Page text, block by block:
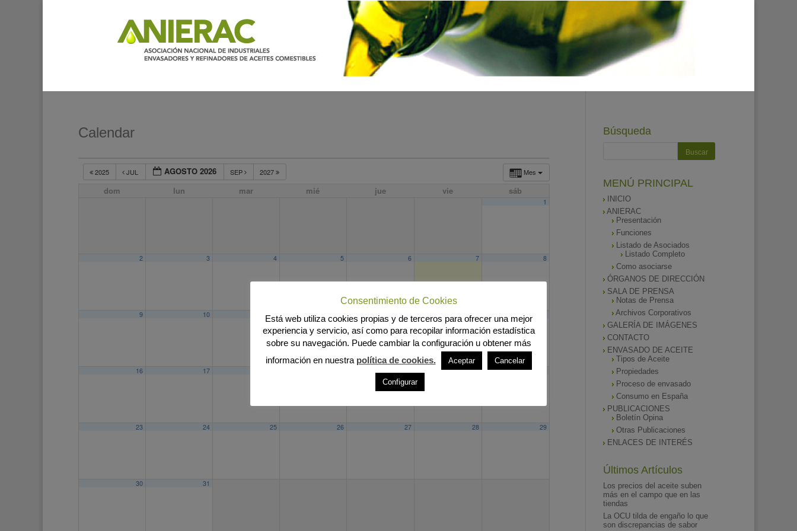
Calendar
Mes
2025 JUL AGOSTO 2026 SEP 2027
dom lun mar mié jue vie sáb
1
2 3 4 5 6 7 8
9 10 11 12 13 14
16 17 20 21
23 24 25 26 27 28 29
30 31
Búsqueda
MENÚ PRINCIPAL
INICIO
ANIERAC
Presentación
Funciones
Listado de Asociados
Listado Completo
Como asociarse
ÓRGANOS DE DIRECCIÓN
SALA DE PRENSA
Notas de Prensa
Archivos Corporativos
GALERÍA DE IMÁGENES
CONTACTO
ENVASADO DE ACEITE
Tipos de Aceite
Propiedades
Proceso de envasado
Consumo en España
PUBLICACIONES
Boletín Opina
Otras Publicaciones
ENLACES DE INTERÉS
Últimos Artículos
Los precios del aceite suben
más en el campo que en las
tiendas
La OCU tilda de engaño lo que
son discrepancias de sabor
Consentimiento de Cookies
Está web utiliza cookies propias y de terceros para ofrecer una mejor
experiencia y servicio, así como para recopilar información estadística
sobre su navegación. Puede cambiar la configuración u obtener más
información en nuestra política de cookies. Aceptar Cancelar
Configurar